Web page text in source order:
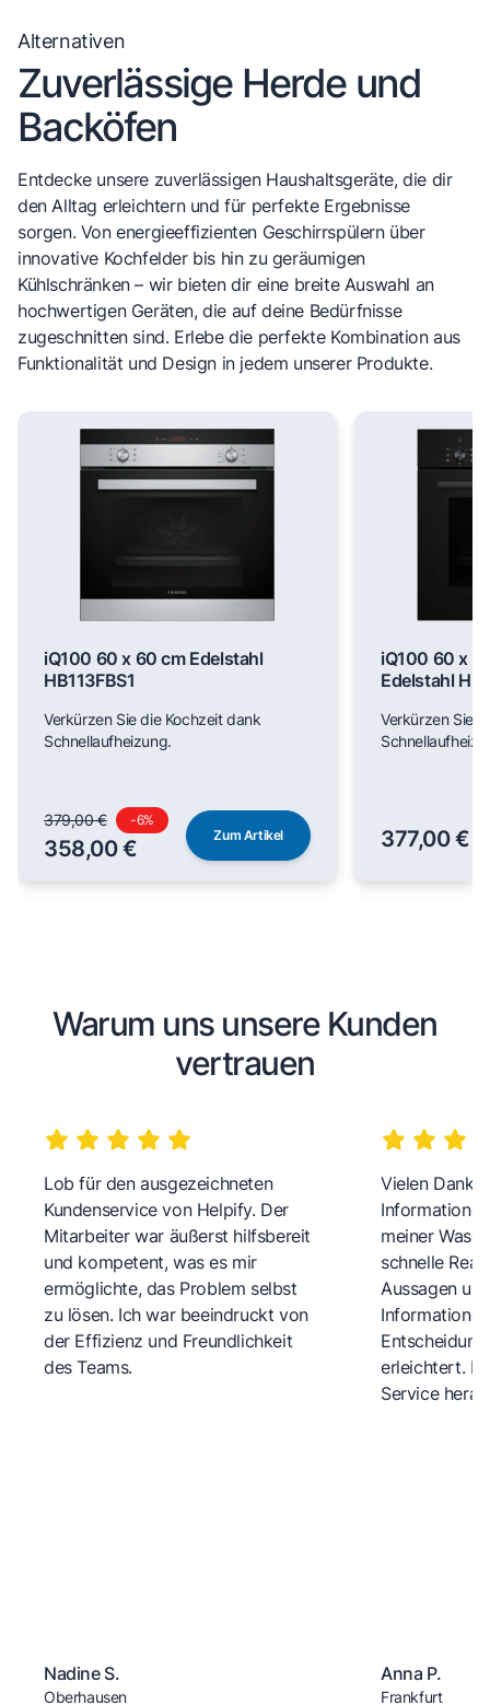
Alternativen
Zuverlässige Herde und
Backöfen
Entdecke unsere zuverlässigen Haushaltsgeräte, die dir
den Alltag erleichtern und für perfekte Ergebnisse
sorgen. Von energieeffizienten Geschirrspülern über
innovative Kochfelder bis hin zu geräumigen
Kühlschränken – wir bieten dir eine breite Auswahl an
hochwertigen Geräten, die auf deine Bedürfnisse
zugeschnitten sind. Erlebe die perfekte Kombination aus
Funktionalität und Design in jedem unserer Produkte.
iQ100 60 x 60 cm Edelstahl
HB113FBS1
Verkürzen Sie die Kochzeit dank
Schnellaufheizung.
379,00 € -6%
358,00 €
Zum Artikel
iQ100 60 x
Edelstahl
Verkürzen Sie
377,00 €
Warum uns unsere Kunden
vertrauen
Lob für den ausgezeichneten
Kundenservice von Helpify. Der
Mitarbeiter war äußerst hilfsbereit
und kompetent, was es mir
ermöglichte, das Problem selbst
zu lösen. Ich war beeindruckt von
der Effizienz und Freundlichkeit
des Teams.
Nadine S.
Oberhausen
Vielen Dank
meiner
schnelle
Aussagen
erleichtert.
Service
Anna P.
Frankfurt